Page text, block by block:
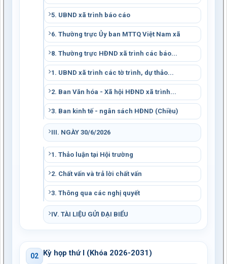
5. UBND xã trình báo cáo
6. Thường trực Ủy ban MTTQ Việt Nam xã
8. Thường trực HĐND xã trình các báo...
1. UBND xã trình các tờ trình, dự thảo...
2. Ban Văn hóa - Xã hội HĐND xã trình...
3. Ban kinh tế - ngân sách HĐND (Chiều)
III. NGÀY 30/6/2026
1. Thảo luận tại Hội trường
2. Chất vấn và trả lời chất vấn
3. Thông qua các nghị quyết
IV. TÀI LIỆU GỬI ĐẠI BIỂU
02 Kỳ họp thứ I (Khóa 2026-2031)